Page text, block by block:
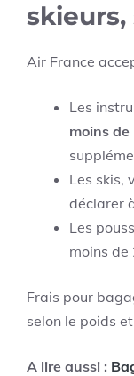
skieurs,
Air France
Les
moins de
Les skis,
déclarer
Les
moins de
Frais pour
selon le poids
A lire aussi :